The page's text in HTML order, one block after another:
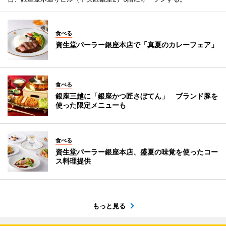
食べる
資生堂パーラー銀座本店で「真夏のカレーフェア」
食べる
銀座三越に「銀座かつ匠さぼてん」 ブランド豚を
使った限定メニューも
食べる
資生堂パーラー銀座本店、盛夏の味覚を使ったコー
ス料理提供
もっと見る